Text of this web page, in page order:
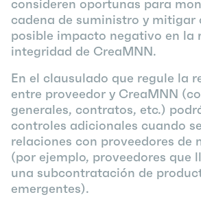
consideren oportunas para
cadena de suministro y mitigar
posible impacto negativo en la
integridad de CreaMNN.
En el clausulado que regule la
entre proveedor y CreaMNN
generales, contratos, etc.)
controles adicionales cuando
relaciones con proveedores de
(por ejemplo, proveedores que
una subcontratación de
emergentes).